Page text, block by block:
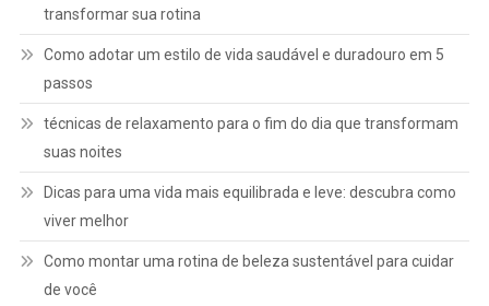
transformar sua rotina
Como adotar um estilo de vida saudável e duradouro em 5
passos
técnicas de relaxamento para o fim do dia que transformam
suas noites
Dicas para uma vida mais equilibrada e leve: descubra como
viver melhor
Como montar uma rotina de beleza sustentável para cuidar
de você